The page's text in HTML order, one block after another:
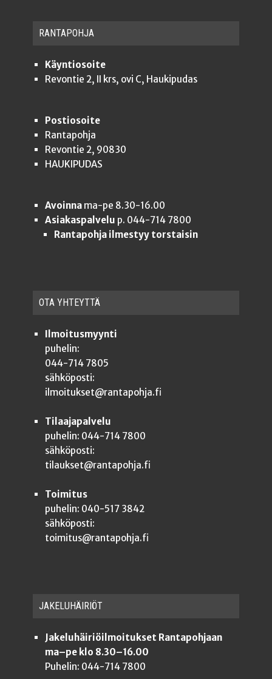
RAN­TA­POH­JA
Käyntiosoite
Revontie 2, II krs, ovi C, Haukipudas
Postiosoite
Rantapohja
Revontie 2, 90830
HAUKIPUDAS
Avoinnama-pe 8.30-16.00
Asiakaspalvelu p. 044-714 7800
Rantapohja ilmestyy torstaisin
OTA YHTEYT­TÄ
Ilmoitusmyynti
puhelin:
044-714 7805
sähköposti:
ilmoitukset@rantapohja.fi
Tilaajapalvelu
puhelin: 044-714 7800
sähköposti:
tilaukset@rantapohja.fi
Toimitus
puhelin: 040-517 3842
sähköposti:
toimitus@rantapohja.fi
JAKE­LU­HÄI­RIÖT
Jakeluhäiriöilmoitukset Rantapohjaan
ma–pe klo 8.30–16.00
Puhelin: 044-714 7800